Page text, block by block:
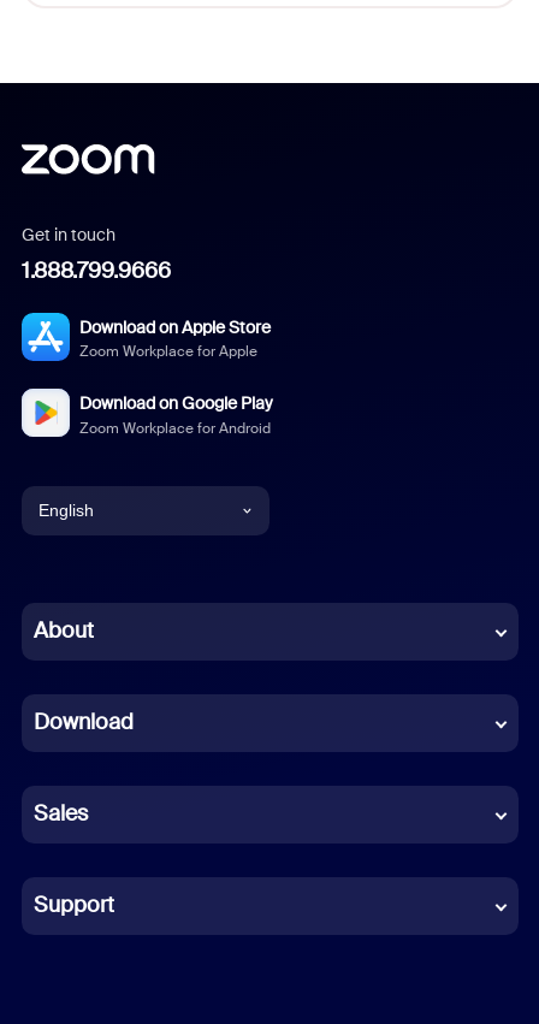
Get in touch
1.888.799.9666
Download on Apple Store
Zoom Workplace for Apple
Download on Google Play
Zoom Workplace for Android
English
Chinese (Simplified)
French
German
Indonesian
Italian
About
Download
Sales
Support